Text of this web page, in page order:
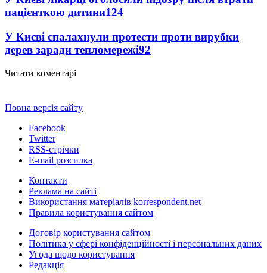
пацієнткою дитини124
У Києві спалахнули протести проти вирубки
дерев заради тепломережі92
Читати коментарі
Повна версія сайту
Facebook
Twitter
RSS-стрічки
E-mail розсилка
Контакти
Реклама на сайті
Використання матеріалів korrespondent.net
Правила користування сайтом
Договір користування сайтом
Політика у сфері конфіденційності і персональних даних
Угода щодо користування
Редакція